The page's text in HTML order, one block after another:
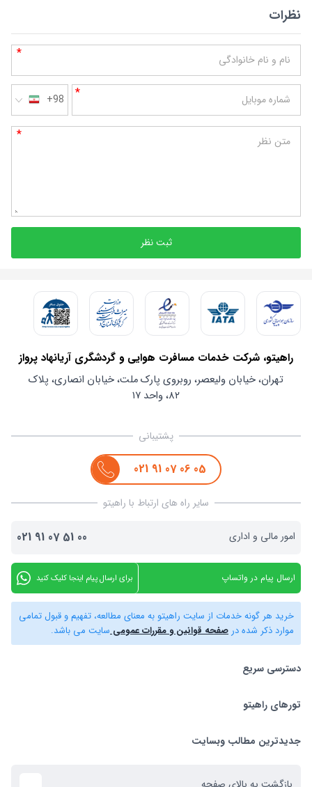
نظرات
نام و نام خانوادگی *
+98 شماره موبایل *
متن نظر *
ثبت نظر
راهیتو، شرکت خدمات مسافرت هوایی و گردشگری آریانهاد پرواز
تهران، خیابان ولیعصر، روبروی پارک ملت، خیابان انصاری، پلاک
۸۲، واحد ۱۷
پشتیبانی
021 91 07 06 05
سایر راه های ارتباط با راهیتو
امور مالی و اداری 021 91 07 51 00
ارسال پیام در واتساپ برای ارسال پیام اینجا کلیک کنید
خرید هر گونه خدمات از سایت راهیتو به معنای مطالعه، تفهیم و قبول تمامی
موارد ذکر شده در صفحه قوانین و مقررات عمومیسایت می باشد.
دسترسی سریع
بلیط هواپیما
تورهای راهیتو
راهنمای استرداد بلیط
تورهای راهیتو
تور استانبول
تور کیش
جدیدترین مطالب وبسایت
بازگشت به بالای صفحه